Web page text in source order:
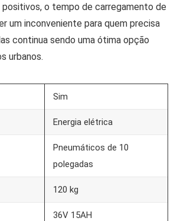
o tempo de carregamento de
um inconveniente para quem precisa
continua sendo uma ótima opção
urbanos.
Sim
Energia elétrica
Pneumáticos de 10
polegadas
120 kg
36V 15AH